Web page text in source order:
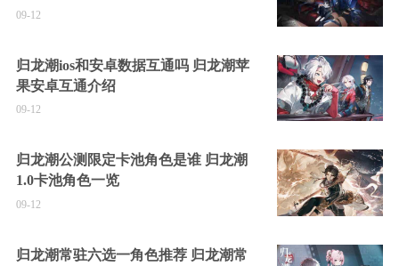
09-12
归龙潮ios和安卓数据互通吗 归龙潮苹
果安卓互通介绍
09-12
归龙潮公测限定卡池角色是谁 归龙潮
1.0卡池角色一览
09-12
归龙潮常驻六选一角色推荐 归龙潮常